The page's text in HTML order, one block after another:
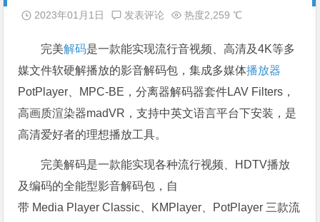
2023年01月1日 发表评论 热度2,259 ℃
完美解码是一款能实现流行音视频、高清及4K等多
媒文件软硬解播放的影音解码包，集成多媒体播放器
PotPlayer、MPC-BE，分离器解码器套件LAV Filters，
高画质渲染器madVR，支持中英文语言平台下安装，是
高清爱好者的理想播放工具。
完美解码是一款能实现各种流行视频、HDTV播放
及编码的全能型影音解码包，自
带 Media Player Classic、KMPlayer、PotPlayer 三款流